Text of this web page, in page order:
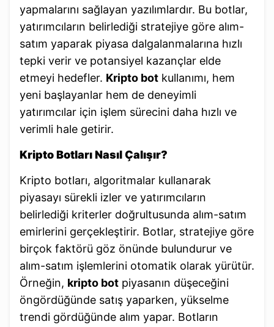
yapmalarını sağlayan yazılımlardır. Bu botlar,
yatırımcıların belirlediği stratejiye göre alım-
satım yaparak piyasa dalgalanmalarına hızlı
tepki verir ve potansiyel kazançlar elde
etmeyi hedefler. Kripto bot kullanımı, hem
yeni başlayanlar hem de deneyimli
yatırımcılar için işlem sürecini daha hızlı ve
verimli hale getirir.
Kripto Botları Nasıl Çalışır?
Kripto botları, algoritmalar kullanarak
piyasayı sürekli izler ve yatırımcıların
belirlediği kriterler doğrultusunda alım-satım
emirlerini gerçekleştirir. Botlar, stratejiye göre
birçok faktörü göz önünde bulundurur ve
alım-satım işlemlerini otomatik olarak yürütür.
Örneğin, kripto bot piyasanın düşeceğini
öngördüğünde satış yaparken, yükselme
trendi gördüğünde alım yapar. Botların